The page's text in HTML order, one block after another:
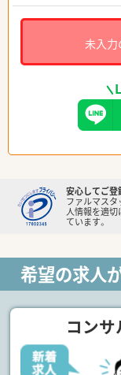
未入
安心してご登
ファルマスタ
人情報を適
ています。
希望の求人
コン